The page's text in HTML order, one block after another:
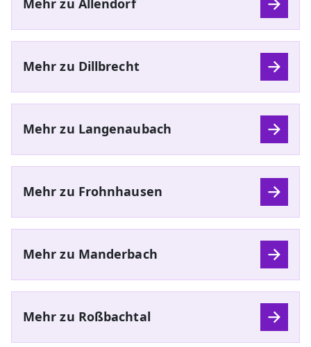
Mehr zu Allendorf
Mehr zu Dillbrecht
Mehr zu Langenaubach
Mehr zu Frohnhausen
Mehr zu Manderbach
Mehr zu Roßbachtal